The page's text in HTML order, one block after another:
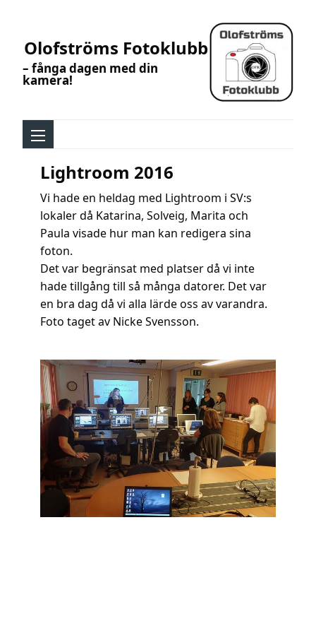
Olofströms Fotoklubb
– fånga dagen med din
kamera!
Lightroom 2016
Vi hade en heldag med Lightroom i SV:s
lokaler då Katarina, Solveig, Marita och
Paula visade hur man kan redigera sina
foton.
Det var begränsat med platser då vi inte
hade tillgång till så många datorer. Det var
en bra dag då vi alla lärde oss av varandra.
Foto taget av Nicke Svensson.